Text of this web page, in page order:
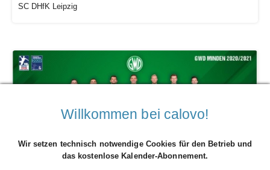
SC DHfK Leipzig
Willkommen bei calovo!
Wir setzen technisch notwendige Cookies für den Betrieb und
das kostenlose Kalender-Abonnement.